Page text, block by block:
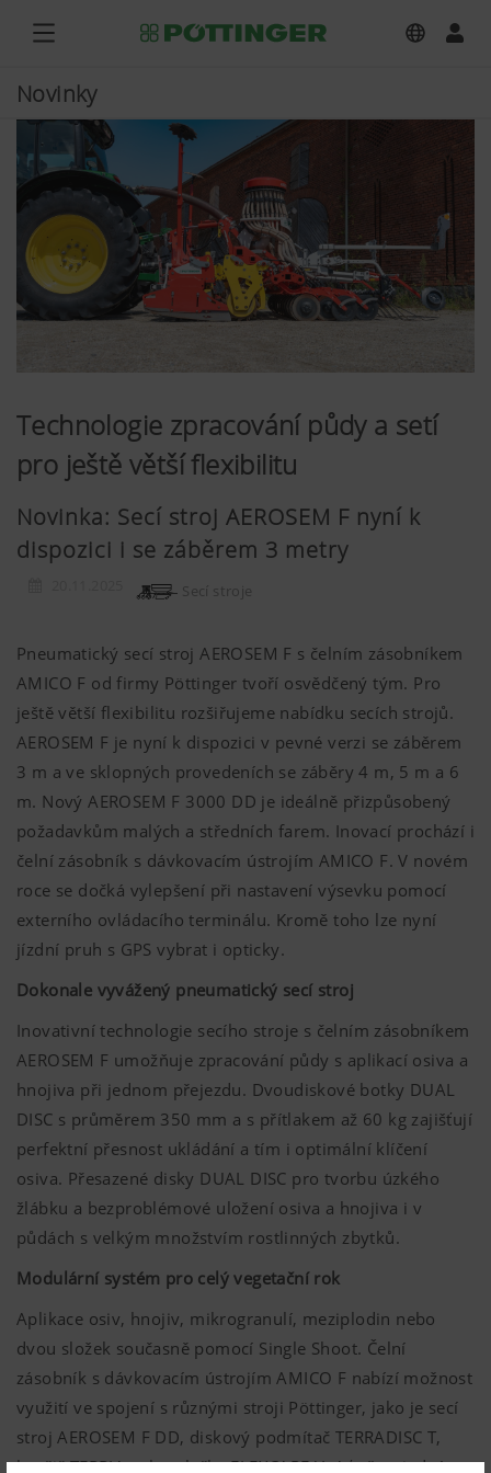
Novinky
Technologie zpracování půdy a setí
pro ještě větší flexibilitu
Novinka: Secí stroj AEROSEM F nyní k
dispozici i se záběrem 3 metry
Secí stroje
Pneumatický secí stroj AEROSEM F s čelním zásobníkem
AMICO F od firmy Pöttinger tvoří osvědčený tým. Pro
ještě větší flexibilitu rozšiřujeme nabídku secích strojů.
AEROSEM F je nyní k dispozici v pevné verzi se záběrem
3 m a ve sklopných provedeních se záběry 4 m, 5 m a 6
m. Nový AEROSEM F 3000 DD je ideálně přizpůsobený
požadavkům malých a středních farem. Inovací prochází i
čelní zásobník s dávkovacím ústrojím AMICO F. V novém
roce se dočká vylepšení při nastavení výsevku pomocí
externího ovládacího terminálu. Kromě toho lze nyní
jízdní pruh s GPS vybrat i opticky.
Dokonale vyvážený pneumatický secí stroj
Inovativní technologie secího stroje s čelním zásobníkem
AEROSEM F umožňuje zpracování půdy s aplikací osiva a
hnojiva při jednom přejezdu. Dvoudiskové botky DUAL
DISC s průměrem 350 mm a s přítlakem až 60 kg zajišťují
perfektní přesnost ukládání a tím i optimální klíčení
osiva. Přesazené disky DUAL DISC pro tvorbu úzkého
žlábku a bezproblémové uložení osiva a hnojiva i v
půdách s velkým množstvím rostlinných zbytků.
Modulární systém pro celý vegetační rok
Aplikace osiv, hnojiv, mikrogranulí, meziplodin nebo
dvou složek současně pomocí Single Shoot. Čelní
zásobník s dávkovacím ústrojím AMICO F nabízí možnost
využití ve spojení s různými stroji Pöttinger, jako je secí
stroj AEROSEM F DD, diskový podmítač TERRADISC T,
kypřič TERRIA nebo plečka FLEXCARE V. Ať už se jedná o